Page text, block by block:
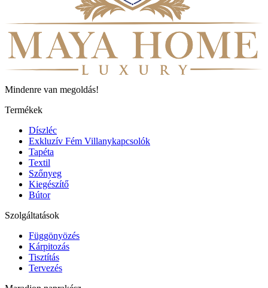
Mindenre van megoldás!
Termékek
Díszléc
Exkluzív Fém Villanykapcsolók
Tapéta
Textil
Szőnyeg
Kiegészítő
Bútor
Szolgáltatások
Függönyözés
Kárpitozás
Tisztítás
Tervezés